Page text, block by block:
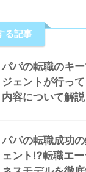
る記事
パパの転職のキ
ジェントが行っ
内容について解説
パパの転職成功
ェント!?転職エ